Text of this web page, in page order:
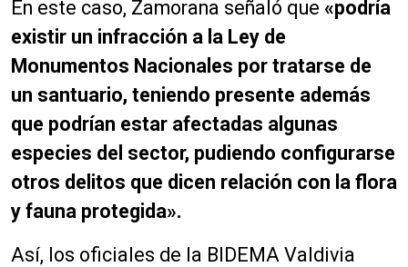
En este caso, Zamorana señaló que «podría
existir un infracción a la Ley de
Monumentos Nacionales por tratarse de
un santuario, teniendo presente además
que podrían estar afectadas algunas
especies del sector, pudiendo configurarse
otros delitos que dicen relación con la flora
y fauna protegida».
Así, los oficiales de la BIDEMA Valdivia